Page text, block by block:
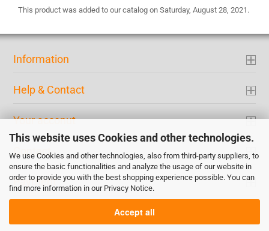
This website uses Cookies and other technologies.
We use Cookies and other technologies, also from third-party suppliers, to
ensure the basic functionalities and analyze the usage of our website in
order to provide you with the best shopping experience possible. You can
find more information in our Privacy Notice.
Accept all
This product was added to our catalog on Saturday, August 28, 2021.
Information
Help & Contact
Your acconut
Contact
Payment